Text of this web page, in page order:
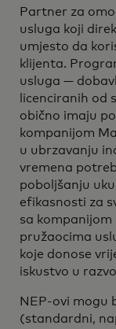
Partner za
usluga koji
umjesto da
klijenta.
usluga —
licenciranih od
obično imaju
kompanijom
u ubrzavanju
vremena
poboljšanju
efikasnosti za
sa
pružaocima
koje donose
iskustvo u
NEP-ovi mogu
(standardni,